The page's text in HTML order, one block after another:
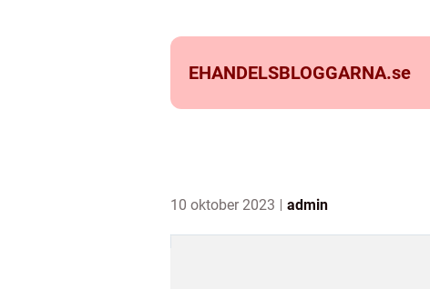
EHANDELSBLOGGARNA.se
10 oktober 2023 admin